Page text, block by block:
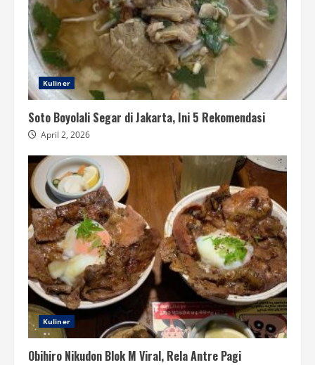
Kuliner
Soto Boyolali Segar di Jakarta, Ini 5 Rekomendasi
April 2, 2026
Kuliner
Obihiro Nikudon Blok M Viral, Rela Antre Pagi